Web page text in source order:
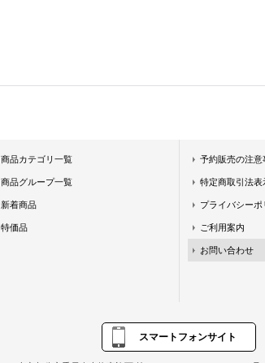
商品カテゴリ一覧
商品グループ一覧
新着商品
特価品
予約販売の注意
特定商取引法表
プライバシーポ
ご利用案内
お問い合わせ
スマートフォンサイト